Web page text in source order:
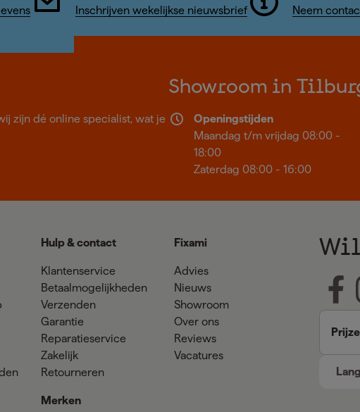
Inschrijven wekelijkse nieuwsbrief
Neem
zijn dé online specialist, wat je
Showroom in
Openingstijden
Maandag t/m vrijdag 08:00 -
18:00
Zaterdag 08:00 - 16:00
Hulp & contact
Klantenservice
Betaalmogelijkheden
Verzenden
Garantie
Reparatieservice
Zakelijk
Retourneren
Merken
Fixami
Advies
Nieuws
Showroom
Over ons
Reviews
Vacatures
Wil